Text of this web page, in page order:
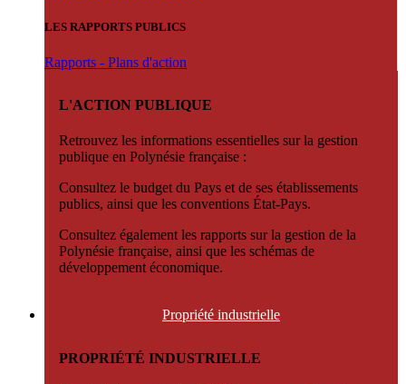
LES RAPPORTS PUBLICS
Rapports - Plans d'action
L'ACTION PUBLIQUE
Retrouvez les informations essentielles sur la gestion
publique en Polynésie française :
Consultez le budget du Pays et de ses établissements
publics, ainsi que les conventions État-Pays.
Consultez également les rapports sur la gestion de la
Polynésie française, ainsi que les schémas de
développement économique.
Propriété industrielle
PROPRIÉTÉ INDUSTRIELLE